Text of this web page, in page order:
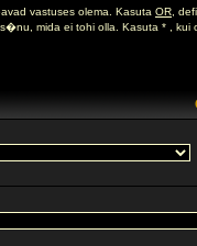
vastuses olema. Kasuta OR ,
mida ei tohi olla. Kasuta * , kui